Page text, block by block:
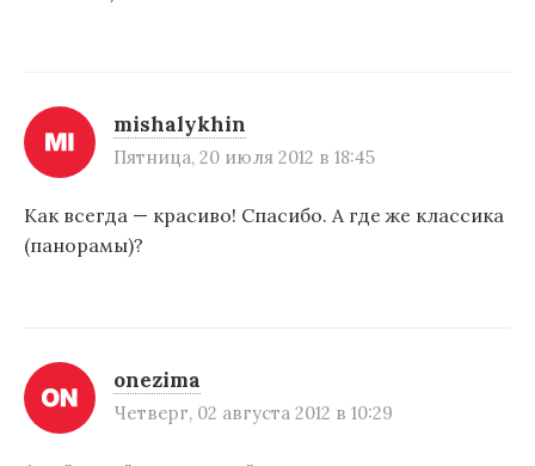
mishalykhin
Пятница, 20 июля 2012 в 18:45
Как всегда — красиво! Спасибо. А где же классика
(панорамы)?
onezima
Четверг, 02 августа 2012 в 10:29